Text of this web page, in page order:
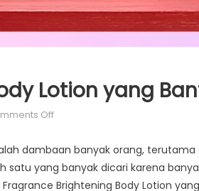
Lotion yang
Offon
Scarlett
Body
Lotion
dambaan banyak orang, terutama
satu yang banyak dicari karena
Brightening Body Lotion